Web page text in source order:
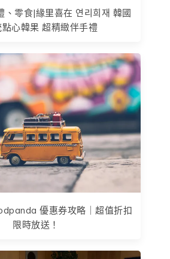
、零食|緣里喜在 연리희재 韓國
點心韓果 超精緻伴手禮
優惠券攻略｜超值折扣
限時放送！